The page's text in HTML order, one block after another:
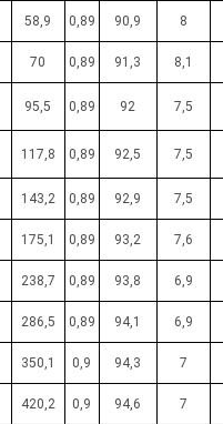
58,9 0,89 90,9 8
70 0,89 91,3
8,1
95,5 0,89 92 7,5
117,8 0,89 92,5 7,5
143,2 0,89 92,9 7,5
175,1 0,89 93,2 7,6
238,7 0,89 93,8 6,9
286,5 0,89 94,1 6,9
350,1 0,9 94,3 7
420,2 0,9 94,6
7